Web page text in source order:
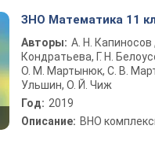
ЗНО Математика 11
Авторы: А. Н. Капиносов
Кондратьева, Г. Н.
О. М. Мартынюк, С. В.
Ульшин, О. Й. Чиж
Год: 2019
Описание: ВНО